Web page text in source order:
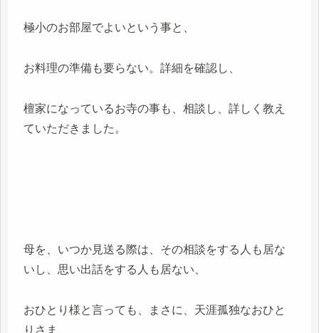
極小のお部屋でよいという事と、
お料理の準備も要らない。詳細を確認し、
檀家になっているお寺の事も、相談し、詳しく教え
ていただきました。
母を、いつか見送る際は、その相談をする人も居な
いし、思い出話をする人も居ない、
おひとり様と言っても、まさに、天涯孤独なおひと
りさま、